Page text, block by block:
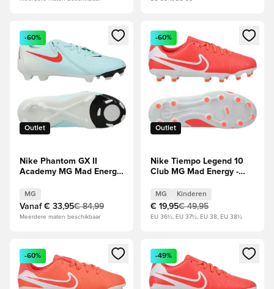
Opent een venster om in te loggen of je aan te melden als
Outlet
-60%
Nike Phantom GX II
Academy MG Mad Energy
MG
Vanaf € 33,95€ 84,99
Meerdere maten beschikbaar
Opent een venster om in te
Outlet
-60%
Nike Tiempo Legend 10
Club MG Mad Energy -
MG Kinderen
€ 19,95€ 49,95
EU 36½, EU 37½, EU 38, EU 38½
Opent een venster om in te loggen of je aan te melden als
-60%
Opent een venster om in te
-49%